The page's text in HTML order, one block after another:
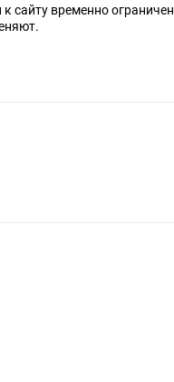
сайту временно ограничен